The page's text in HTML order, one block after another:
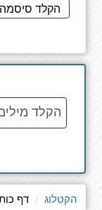
הקלד
מילים
לחיפוש
הקטלוג דף